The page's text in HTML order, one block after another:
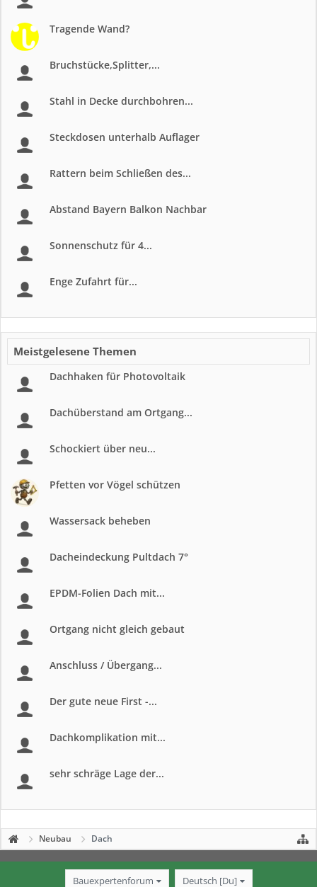
Tragende Wand?
Bruchstücke,Splitter,...
Stahl in Decke durchbohren...
Steckdosen unterhalb Auflager
Rattern beim Schließen des...
Abstand Bayern Balkon Nachbar
Sonnenschutz für 4...
Enge Zufahrt für...
Meistgelesene Themen
Dachhaken für Photovoltaik
Dachüberstand am Ortgang...
Schockiert über neu...
Pfetten vor Vögel schützen
Wassersack beheben
Dacheindeckung Pultdach 7°
EPDM-Folien Dach mit...
Ortgang nicht gleich gebaut
Anschluss / Übergang...
Der gute neue First -...
Dachkomplikation mit...
sehr schräge Lage der...
Neubau Dach
Bauexpertenforum Deutsch [Du]